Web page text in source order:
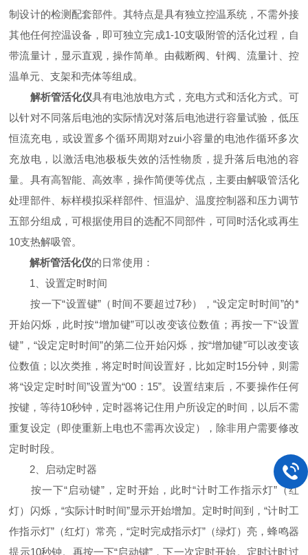
制设计的检测配套部件。其特点是具有独立控温系统，不需外接
其他任何控温设备，即可独立完成1-10支吸附管的活化过程，自
带流量计，显示直观，操作简单。由截断阀、针阀、流量计、控
温单元、支架和壳体等组成。
解析管活化仪具有电池放电方式，充电方式和活化方式。可
以针对不同落后电池的实际情况对落后电池进行容量试验，低压
恒流充电，或设置多个循环周期对zui小容量的电池作循环多次
充放电，以激活电池极板失效的活性物质，提升落后电池的容
量。具有高智能、高效率，操作简便等优点，主要由解吸管活化
处理部件、标样模拟采样部件、恒温炉、温度控制器和压力调节
五部分组成，可根据使用目的选配不同部件，可同时活化或再生
10支热解吸管。
解析管活化仪的日常使用：
1、设置定时时间
按一下“设置键”（时间不要超过7秒），“设定定时时间”的*
开始闪烁，此时按“增加键”可以改变该位数值；再按一下“设置
键”，“设定定时时间”的第二位开始闪烁，按“增加键”可以改变该
位数值；以次类推，将定时时间设置好，比如定时15分钟，则需
将“设定定时时间”设置为“00：15”。设置结束后，不要操作任何
按键，等待10秒钟，定时器将记住用户所设定的时间，以后不需
重复设定（即使重新上电也不需再次设定），除非用户需要修改
定时时段。
2、启动定时器
按一下“启动键”，定时开始，此时“计时工作指示灯”（红
灯）闪烁，“实际计时时间”显示开始增加。定时时间到，“计时工
作指示灯”（红灯）常亮，“定时完成指示灯”（绿灯）亮，蜂鸣器
提示10秒钟。再按一下“启动键”，下一次定时开始。定时计时过